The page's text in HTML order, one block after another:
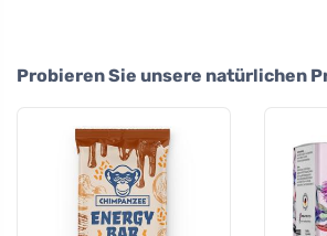
Probieren Sie unsere natürlichen